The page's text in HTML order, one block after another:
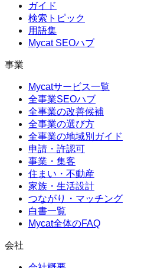
ガイド
検索トピック
用語集
Mycat SEOハブ
事業
Mycatサービス一覧
全事業SEOハブ
全事業の改善候補
全事業の選び方
全事業の地域別ガイド
申請・許認可
事業・集客
住まい・不動産
家族・生活設計
つながり・マッチング
白書一覧
Mycat全体のFAQ
会社